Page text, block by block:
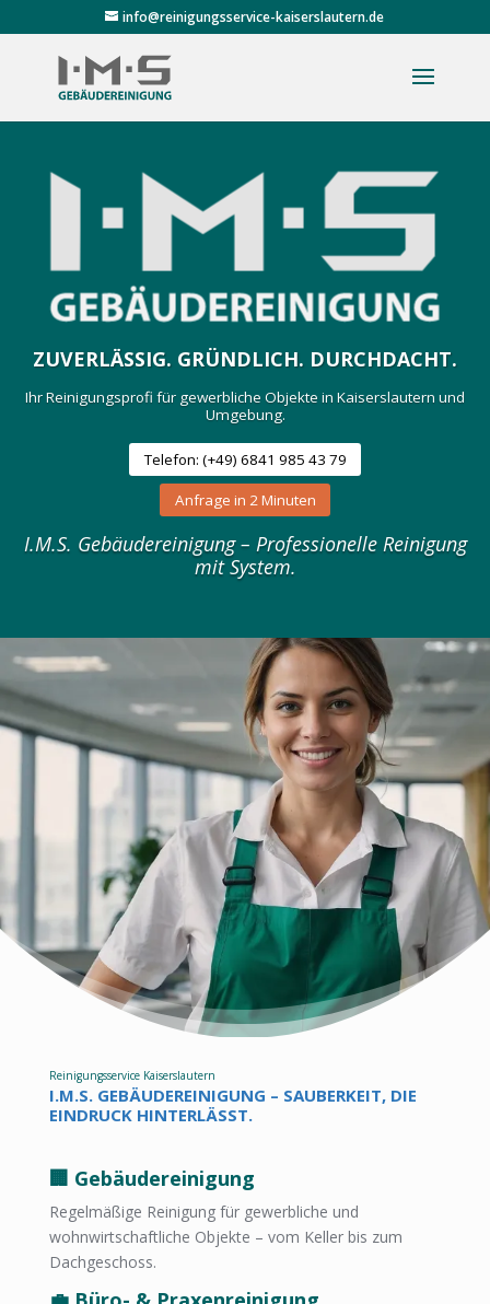
info@reinigungsservice-kaiserslautern.de
ZUVERLÄSSIG. GRÜNDLICH. DURCHDACHT.
Ihr Reinigungsprofi für gewerbliche Objekte in Kaiserslautern und
Umgebung.
Telefon: (+49) 6841 985 43 79
Anfrage in 2 Minuten
I.M.S. Gebäudereinigung – Professionelle Reinigung
mit System.
Reinigungsservice Kaiserslautern
I.M.S. GEBÄUDEREINIGUNG – SAUBERKEIT, DIE
EINDRUCK HINTERLÄSST.
🏢 Gebäudereinigung
Regelmäßige Reinigung für gewerbliche und
wohnwirtschaftliche Objekte – vom Keller bis zum
Dachgeschoss.